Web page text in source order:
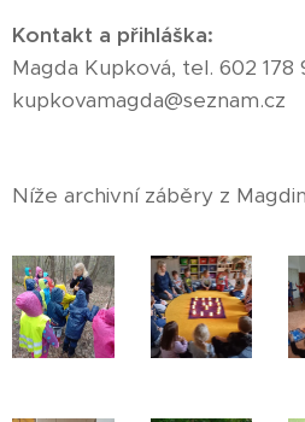
Kontakt a přihláška:
Magda Kupková, tel. 602 178
kupkovamagda@seznam.cz
Níže archivní záběry z